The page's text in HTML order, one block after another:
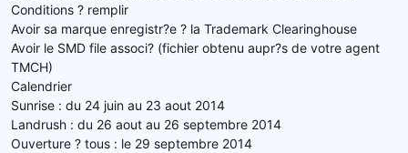
d
i
s
c
u
s
s
Conditions ? remplir
Avoir sa marque enregistr?e ? la Trademark Clearinghouse
Avoir le SMD file associ? (fichier obtenu aupr?s de votre agent
TMCH)
Calendrier
Sunrise : du 24 juin au 23 aout 2014
Landrush : du 26 aout au 26 septembre 2014
Ouverture ? tous : le 29 septembre 2014